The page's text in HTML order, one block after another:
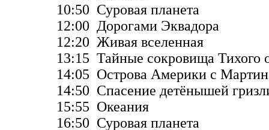
10:50 Суровая планета
12:00 Дорогами Эквадора
12:20 Живая вселенная
13:15 Тайные сокровища Тихого
14:05 Острова Америки с
14:50 Спасение детёнышей
15:55 Океания
16:50 Суровая планета